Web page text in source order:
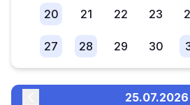
20 21 22 23
27 28 29 30
25.07.2026